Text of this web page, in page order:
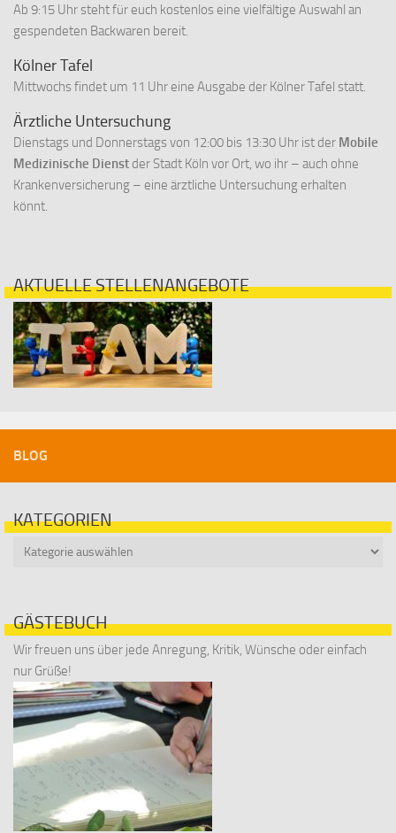
Ab 9:15 Uhr steht für euch kostenlos eine vielfältige Auswahl an
gespendeten Backwaren bereit.
Kölner Tafel
Mittwochs findet um 11 Uhr eine Ausgabe der Kölner Tafel statt.
Ärztliche Untersuchung
Dienstags und Donnerstags von 12:00 bis 13:30 Uhr ist der Mobile
Medizinische Dienst der Stadt Köln vor Ort, wo ihr – auch ohne
Krankenversicherung – eine ärztliche Untersuchung erhalten
könnt.
AKTUELLE STELLENANGEBOTE
BLOG
KATEGORIEN
Kategorien
GÄSTEBUCH
Wir freuen uns über jede Anregung, Kritik, Wünsche oder einfach
nur Grüße!